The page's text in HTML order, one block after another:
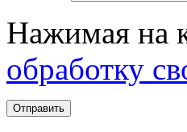
Нажимая на
обработку
Отправить